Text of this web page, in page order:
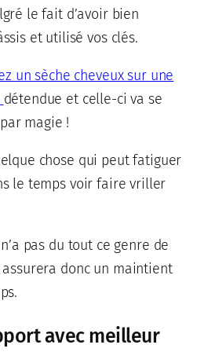
le fait d’avoir bien
et utilisé vos clés.
un sèche cheveux sur une
détendue et celle-ci va se
magie !
chose qui peut fatiguer
le temps voir faire vriller
pas du tout ce genre de
donc un maintient
avec meilleur